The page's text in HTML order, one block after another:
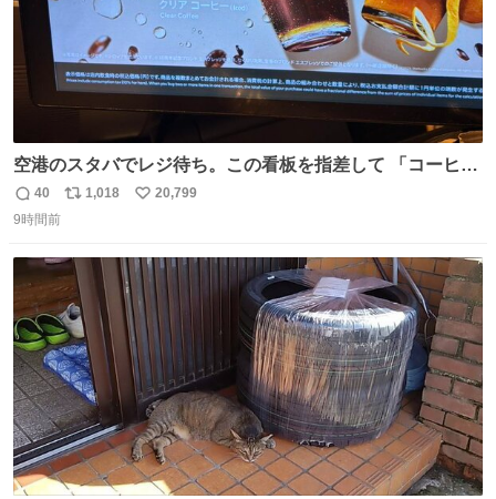
空港のスタバでレジ待ち。この看板を指差して 「コーヒー
苦手な人コーヒー飲まないよ！」て叫び続けてる子供いて
吹き出しそうwお母さんお疲れ様です。
返
信
40
リ
ト
数
1,018
い
数
20,799
9時間前